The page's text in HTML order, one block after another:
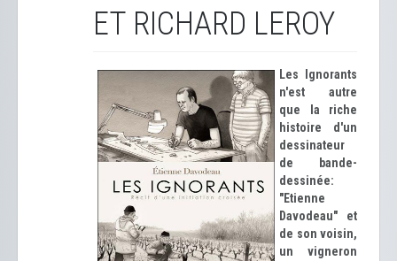
ET RICHARD LEROY
Les Ignorants
n'est autre
que la riche
histoire d'un
dessinateur
de bande-
dessinée:
"Etienne
Davodeau" et
de son voisin,
un vigneron